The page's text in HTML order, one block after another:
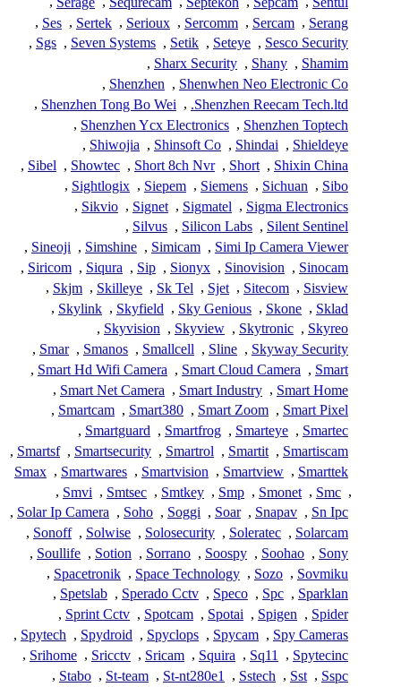
Serang
,
Sercam
,
Sercomm
,
Serioux
,
Sertek
,
Ses
,
Sesco Security
,
Seteye
,
Setik
,
Seven Systems
,
Sgs
,
Shamim
,
Shany
,
Sharx Security
,
Shenwhen Neo Electronic Co
,
Shenzhen
,
Shenzhen Reecam Tech.ltd.
,
Shenzhen Tong Bo Wei
,
Shenzhen Toptech
,
Shenzhen Ycx Electronics
,
Shieldeye
,
Shindai
,
Shinsoft Co
,
Shiwojia
,
Shixin China
,
Short
,
Short 8ch Nvr
,
Showtec
,
Sibel
,
Sibo
,
Sichuan
,
Siemens
,
Siepem
,
Sightlogix
,
Sigma Electronics
,
Sigmatel
,
Signet
,
Sikvio
,
Silent Sentinel
,
Silicon Labs
,
Silvus
,
Simi Ip Camera Viewer
,
Simicam
,
Simshine
,
Sineoji
,
Sinocam
,
Sinovision
,
Sionyx
,
Sip
,
Siqura
,
Siricom
,
Sisview
,
Sitecom
,
Sjet
,
Sk Tel
,
Skilleye
,
Skjm
,
Sklad
,
Skone
,
Sky Genious
,
Skyfield
,
Skylink
,
Skyreo
,
Skytronic
,
Skyview
,
Skyvision
,
Skyway Security
,
Sline
,
Smallcell
,
Smanos
,
Smar
,
Smart
,
Smart Cloud Camera
,
Smart Hd Wifi Camera
,
Smart Home
,
Smart Industry
,
Smart Net Camera
,
Smart Pixel
,
Smart Zoom
,
Smart380
,
Smartcam
,
Smartec
,
Smarteye
,
Smartfrog
,
Smartguard
,
Smartiscam
,
Smartit
,
Smartrol
,
Smartsecurity
,
Smartsf
,
Smarttek
,
Smartview
,
Smartvision
,
Smartwares
,
Smax
,
Smc
,
Smonet
,
Smp
,
Smtkey
,
Smtsec
,
Smvi
,
Sn Ipc
,
Snapav
,
Soar
,
Soggi
,
Soho
,
Solar Ip Camera
,
Solarcam
,
Soleratec
,
Solosecurity
,
Solwise
,
Sonoff
,
Sony
,
Soohao
,
Soospy
,
Sorrano
,
Sotion
,
Soullife
,
Sovmiku
,
Sozo
,
Space Technology
,
Spacetronik
,
Sparklan
,
Spc
,
Speco
,
Sperado Cctv
,
Spetslab
,
Spider
,
Spigen
,
Spotai
,
Spotcam
,
Sprint Cctv
,
Spy Cameras
,
Spycam
,
Spyclops
,
Spydroid
,
Spytech
,
Spytecinc
,
Sq11
,
Squira
,
Sricam
,
Sricctv
,
Srihome
,
Sspc
,
Sst
,
Sstech
,
St-nt280e1
,
St-team
,
Stabo
,